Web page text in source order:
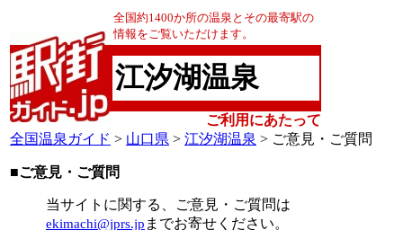
全国約1400か所の温泉とその最寄駅の
情報をご覧いただけます。
江汐湖温泉
ご利用にあたって
全国温泉ガイド > 山口県 > 江汐湖温泉 > ご意見・ご質問
■ご意見・ご質問
当サイトに関する、ご意見・ご質問は
ekimachi@jprs.jp までお寄せください。